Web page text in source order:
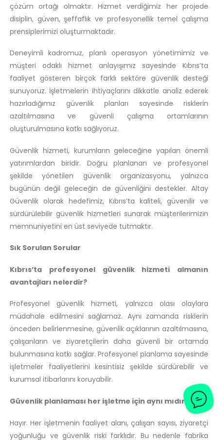
çözüm ortağı olmaktır. Hizmet verdiğimiz her projede
disiplin, güven, şeffaflık ve profesyonellik temel çalışma
prensiplerimizi oluşturmaktadır.
Deneyimli kadromuz, planlı operasyon yönetimimiz ve
müşteri odaklı hizmet anlayışımız sayesinde Kıbrıs’ta
faaliyet gösteren birçok farklı sektöre güvenlik desteği
sunuyoruz. İşletmelerin ihtiyaçlarını dikkatle analiz ederek
hazırladığımız güvenlik planları sayesinde risklerin
azaltılmasına ve güvenli çalışma ortamlarının
oluşturulmasına katkı sağlıyoruz.
Güvenlik hizmeti, kurumların geleceğine yapılan önemli
yatırımlardan biridir. Doğru planlanan ve profesyonel
şekilde yönetilen güvenlik organizasyonu, yalnızca
bugünün değil geleceğin de güvenliğini destekler. Altay
Güvenlik olarak hedefimiz, Kıbrıs’ta kaliteli, güvenilir ve
sürdürülebilir güvenlik hizmetleri sunarak müşterilerimizin
memnuniyetini en üst seviyede tutmaktır.
Sık Sorulan Sorular
Kıbrıs’ta profesyonel güvenlik hizmeti almanın
avantajları nelerdir?
Profesyonel güvenlik hizmeti, yalnızca olası olaylara
müdahale edilmesini sağlamaz. Aynı zamanda risklerin
önceden belirlenmesine, güvenlik açıklarının azaltılmasına,
çalışanların ve ziyaretçilerin daha güvenli bir ortamda
bulunmasına katkı sağlar. Profesyonel planlama sayesinde
işletmeler faaliyetlerini kesintisiz şekilde sürdürebilir ve
kurumsal itibarlarını koruyabilir.
Güvenlik planlaması her işletme için aynı mıdır?
Hayır. Her işletmenin faaliyet alanı, çalışan sayısı, ziyaretçi
yoğunluğu ve güvenlik riski farklıdır. Bu nedenle fabrika